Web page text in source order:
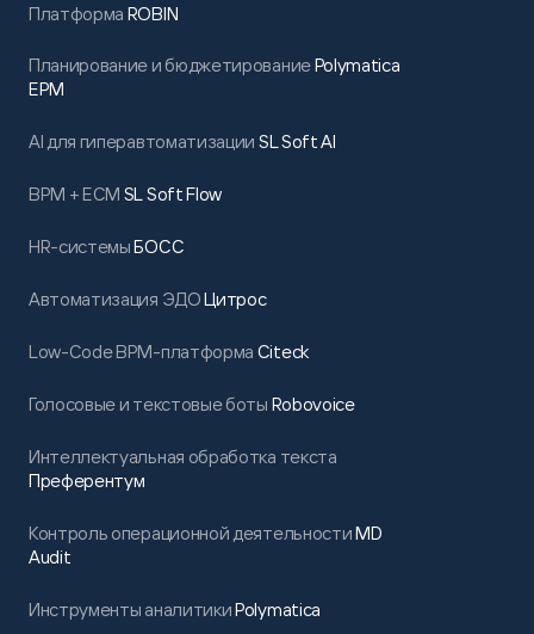
Платформа ROBIN
Планирование и бюджетированиеPolymatica
EPM
AI для гиперавтоматизации SL Soft AI
BPM + ECM SL Soft Flow
HR-системыБОСС
Автоматизация ЭДОЦитрос
Low-Code BPM-платформа Citeck
Голосовые и текстовые боты Robovoice
Интеллектуальная обработка текста
Преферентум
Контроль операционной деятельностиMD
Audit
Инструменты аналитикиPolymatica